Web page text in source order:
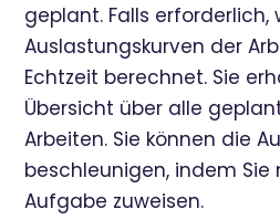
geplant. Falls erforderlich,
Auslastungskurven der
Echtzeit berechnet. Sie
Übersicht über alle
Arbeiten. Sie können die
beschleunigen, indem Sie
Aufgabe zuweisen.